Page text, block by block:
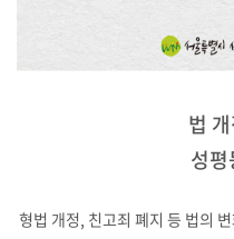
법
성
형법 개정, 친고죄 폐지 등 법의